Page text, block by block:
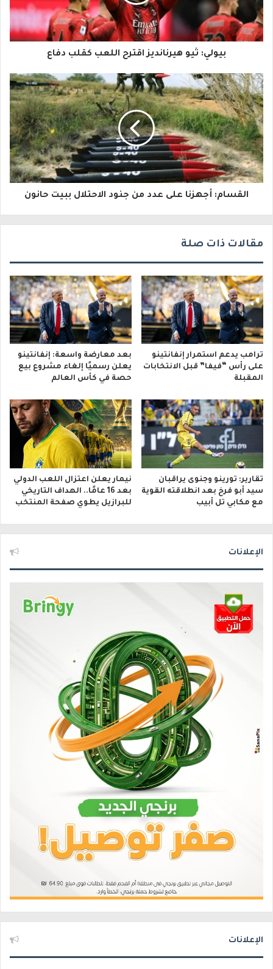
ك
ا
إ
ل
ك
ت
ر
ن
بيولي: ثيو هيرنانديز اقترح اللعب كقلب دفاع
القسام: أجهزنا على عدد من جنود الاحتلال ببيت حانون
مقالات ذات صلة
ترامب يدعم استمرار إنفانتينو
على رأس “فيفا” قبل الانتخابات
المقبلة
بعد معارضة واسعة: إنفانتينو
يعلن رسميًا إلغاء مشروع بيع
حصة في كأس العالم
تقارير: تورينو وجنوى يراقبان
سيد أبو فرخ بعد انطلاقته القوية
مع مكابي تل أبيب
نيمار يعلن اعتزال اللعب الدولي
بعد 16 عامًا.. الهداف التاريخي
للبرازيل يطوي صفحة المنتخب
الإعلانات
الإعلانات